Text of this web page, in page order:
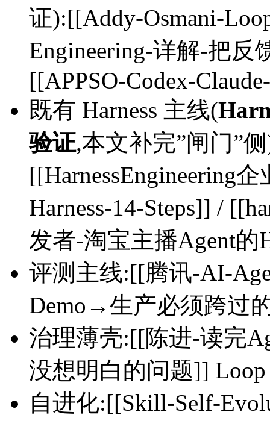
证):[[Addy-Osmani-
Engineering-详解-把
[[APPSO-Codex-
既有 Harness 主线(
验证,本文补完”闸门”
[[HarnessEngineering
Harness-14-Steps]] /
发者-淘宝主播Agent的
评测主线:[[腾讯-AI-
Demo→生产必须跨过
治理薄壳:[[陈进-读完
没想明白的问题]]
自进化:[[Skill-Self-